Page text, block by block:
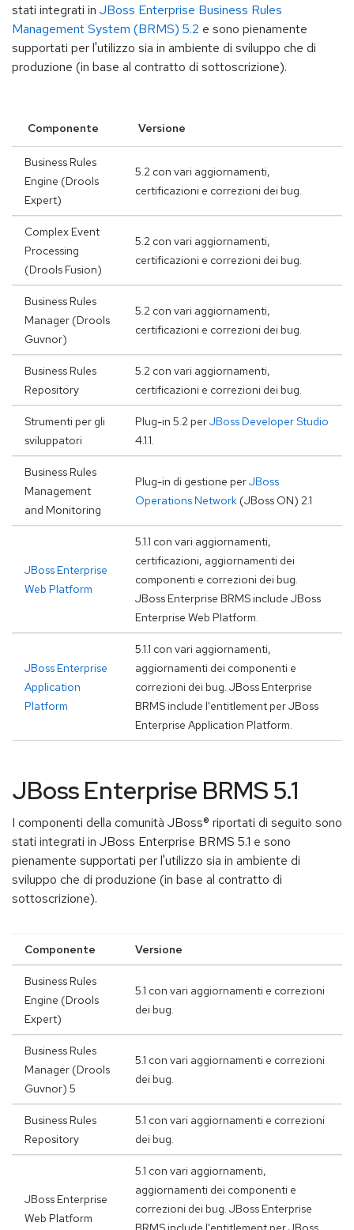
stati integrati in JBoss Enterprise Business Rules
Management System (BRMS) 5.2 e sono pienamente
supportati per l'utilizzo sia in ambiente di sviluppo che di
produzione (in base al contratto di sottoscrizione).
Componente Versione
Business Rules
Engine (Drools
Expert)
5.2 con vari aggiornamenti,
certificazioni e correzioni dei bug.
Complex Event
Processing
(Drools Fusion)
5.2 con vari aggiornamenti,
certificazioni e correzioni dei bug.
Business Rules
Manager (Drools
Guvnor)
5.2 con vari aggiornamenti,
certificazioni e correzioni dei bug.
Business Rules
Repository
5.2 con vari aggiornamenti,
certificazioni e correzioni dei bug.
Strumenti per gli
sviluppatori
Plug-in 5.2 perJBoss Developer Studio
4.1.1.
Business Rules
Management
and Monitoring
Plug-in di gestione perJBoss
Operations Network (JBoss ON) 2.1
JBoss Enterprise
Web Platform
5.1.1 con vari aggiornamenti,
certificazioni, aggiornamenti dei
componenti e correzioni dei bug.
JBoss Enterprise BRMS include JBoss
Enterprise Web Platform.
JBoss Enterprise
Application
Platform
5.1.1 con vari aggiornamenti,
aggiornamenti dei componenti e
correzioni dei bug. JBoss Enterprise
BRMS include l'entitlement per JBoss
Enterprise Application Platform.
JBoss Enterprise BRMS 5.1
I componenti della comunità JBoss® riportati di seguito sono
stati integrati in JBoss Enterprise BRMS 5.1 e sono
pienamente supportati per l'utilizzo sia in ambiente di
sviluppo che di produzione (in base al contratto di
sottoscrizione).
Componente Versione
Business Rules
Engine (Drools
Expert)
5.1 con vari aggiornamenti e correzioni
dei bug.
Business Rules
Manager (Drools
Guvnor) 5
5.1 con vari aggiornamenti e correzioni
dei bug.
Business Rules
Repository
5.1 con vari aggiornamenti e correzioni
dei bug.
JBoss Enterprise
Web Platform
5.1 con vari aggiornamenti,
aggiornamenti dei componenti e
correzioni dei bug. JBoss Enterprise